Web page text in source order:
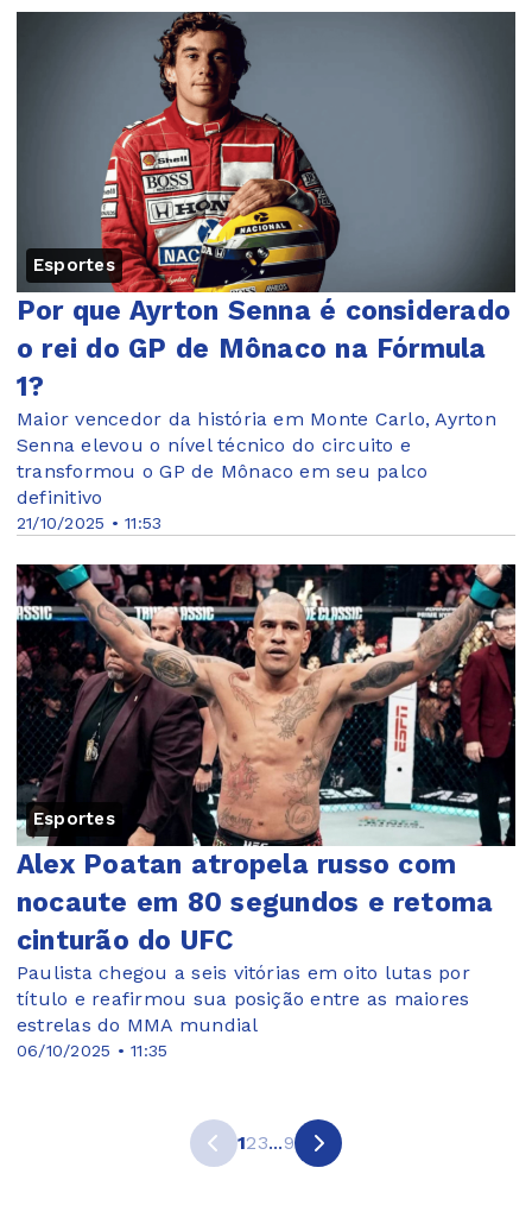
Esportes
21/10/2025 • 11:53
Por que Ayrton Senna é considerado
o rei do GP de Mônaco na Fórmula
1?
Maior vencedor da história em Monte Carlo, Ayrton
Senna elevou o nível técnico do circuito e
transformou o GP de Mônaco em seu palco
definitivo
Esportes
06/10/2025 • 11:35
Alex Poatan atropela russo com
nocaute em 80 segundos e retoma
cinturão do UFC
Paulista chegou a seis vitórias em oito lutas por
título e reafirmou sua posição entre as maiores
estrelas do MMA mundial
123...9